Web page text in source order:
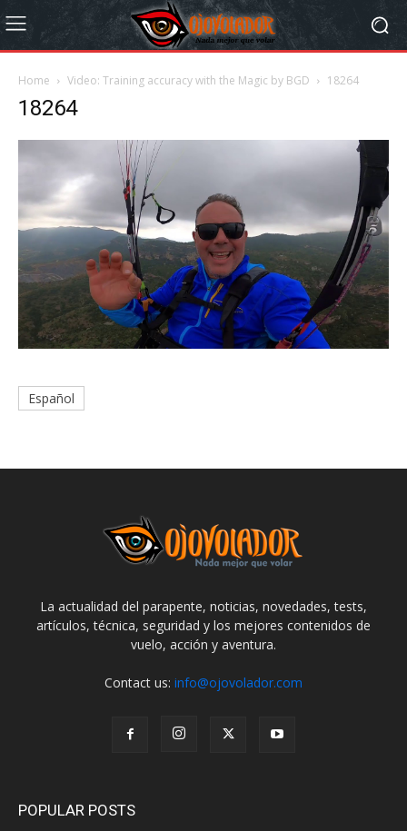
Home Video: Training accuracy with the Magic by BGD 18264
18264
Español
La actualidad del parapente, noticias, novedades, tests,
artículos, técnica, seguridad y los mejores contenidos de
vuelo, acción y aventura.
Contact us: info@ojovolador.com
POPULAR POSTS